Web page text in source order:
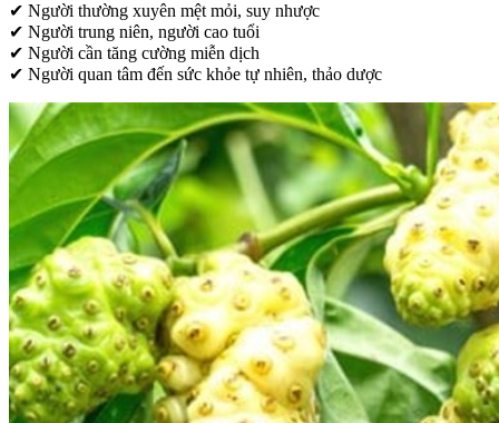
✔ Người thường xuyên mệt mỏi, suy nhược
✔ Người trung niên, người cao tuổi
✔ Người cần tăng cường miễn dịch
✔ Người quan tâm đến sức khỏe tự nhiên, thảo dược